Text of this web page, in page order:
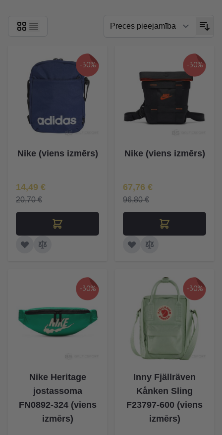
-30%
Nike (viens izmērs)
Īpaša Cena
14,49 €
20,70 €
-30%
Nike (viens izmērs)
Īpaša Cena
67,76 €
96,80 €
-30%
Nike Heritage
jostassoma
FN0892-324 (viens
izmērs)
-30%
Inny Fjällräven
Kånken Sling
F23797-600 (viens
izmērs)